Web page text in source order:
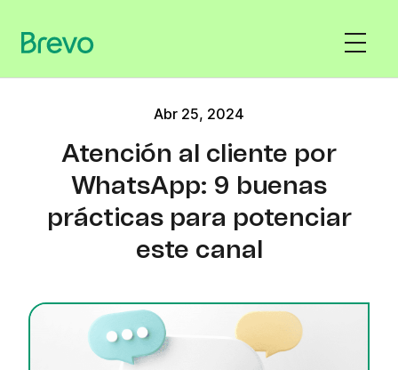
Abr 25, 2024
Atención al cliente por
WhatsApp: 9 buenas
prácticas para potenciar
este canal